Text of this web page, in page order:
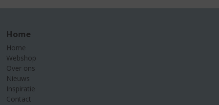
Home
Home
Webshop
Over ons
Nieuws
Inspiratie
Contact